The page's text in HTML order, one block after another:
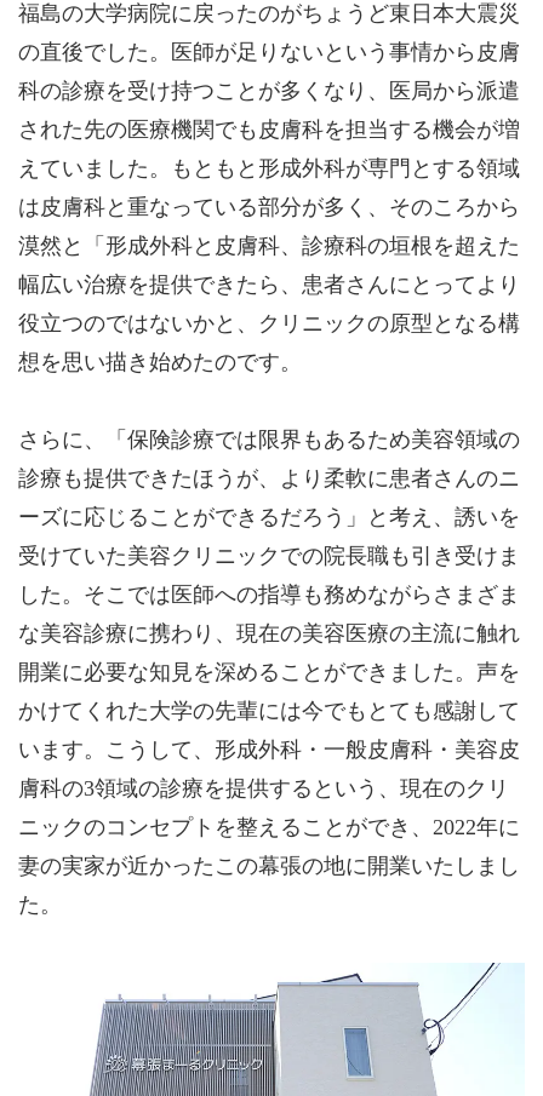
福島の大学病院に戻ったのがちょうど東日本大震災
の直後でした。医師が足りないという事情から皮膚
科の診療を受け持つことが多くなり、医局から派遣
された先の医療機関でも皮膚科を担当する機会が増
えていました。もともと形成外科が専門とする領域
は皮膚科と重なっている部分が多く、そのころから
漠然と「形成外科と皮膚科、診療科の垣根を超えた
幅広い治療を提供できたら、患者さんにとってより
役立つのではないかと、クリニックの原型となる構
想を思い描き始めたのです。
さらに、「保険診療では限界もあるため美容領域の
診療も提供できたほうが、より柔軟に患者さんのニ
ーズに応じることができるだろう」と考え、誘いを
受けていた美容クリニックでの院長職も引き受けま
した。そこでは医師への指導も務めながらさまざま
な美容診療に携わり、現在の美容医療の主流に触れ
開業に必要な知見を深めることができました。声を
かけてくれた大学の先輩には今でもとても感謝して
います。こうして、形成外科・一般皮膚科・美容皮
膚科の3領域の診療を提供するという、現在のクリ
ニックのコンセプトを整えることができ、2022年に
妻の実家が近かったこの幕張の地に開業いたしまし
た。